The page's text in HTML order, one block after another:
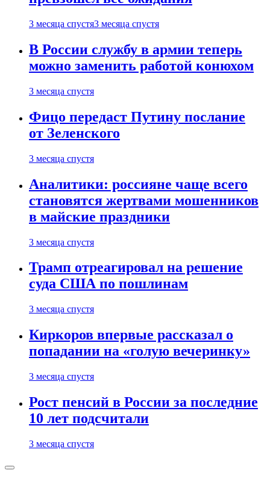
3 месяца спустя3 месяца спустя
В России службу в армии теперь
можно заменить работой конюхом
3 месяца спустя
Фицо передаст Путину послание
от Зеленского
3 месяца спустя
Аналитики: россияне чаще всего
становятся жертвами мошенников
в майские праздники
3 месяца спустя
Трамп отреагировал на решение
суда США по пошлинам
3 месяца спустя
Киркоров впервые рассказал о
попадании на «голую вечеринку»
3 месяца спустя
Рост пенсий в России за последние
10 лет подсчитали
3 месяца спустя